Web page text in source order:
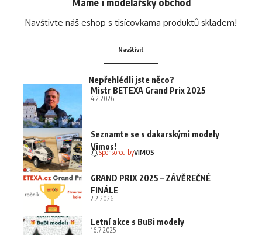
Navštivte náš eshop s tisícovkama produktů skladem!
Navštívit
Nepřehlédli jste něco?
Mistr BETEXA Grand Prix 2025
4.2.2026
Seznamte se s dakarskými modely
Vimos!
Sponsored byVIMOS
GRAND PRIX 2025 – ZÁVĚREČNÉ
FINÁLE
2.2.2026
Letní akce s BuBi modely
16.7.2025